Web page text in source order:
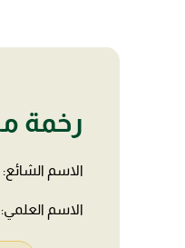
رخمة
الاسم الشائع: Egyptian vulture
الاسم